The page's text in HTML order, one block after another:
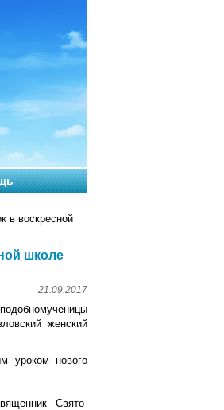
в воскресной
школе
21.09.2017
женский
уроком нового
Свято-